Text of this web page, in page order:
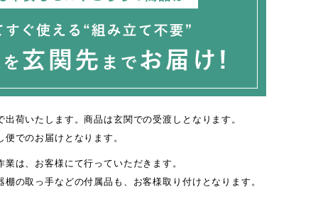
出荷いたします。商品は玄関での受渡しとなります。
でのお届けとなります。
は、お客様にて行っていただきます。
棚の取っ手などの付属品も、お客様取り付けとなります。